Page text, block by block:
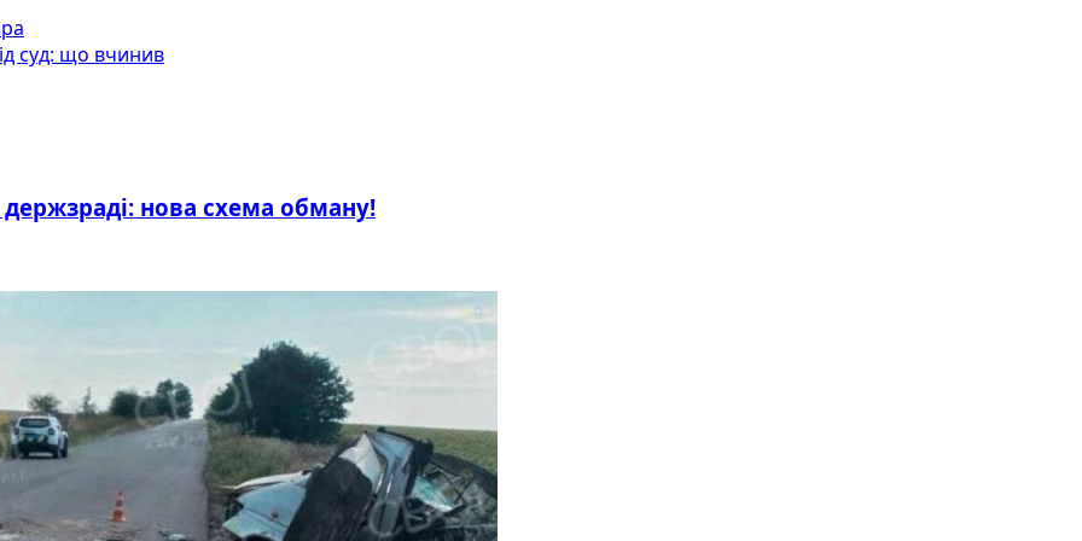
суд: що вчинив
нова схема обману!